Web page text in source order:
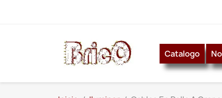
Catalogo